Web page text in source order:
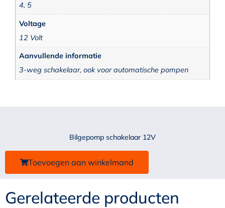
4, 5
Voltage
12 Volt
Aanvullende informatie
3-weg schakelaar, ook voor automatische pompen
Bilgepomp schakelaar 12V
Toevoegen aan winkelmand
Gerelateerde producten